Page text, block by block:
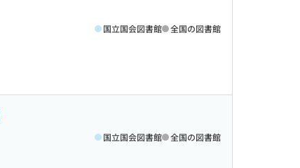
国立国会図書館 全国の図書館
国立国会図書館 全国の図書館